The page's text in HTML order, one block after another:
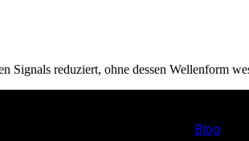
Signals reduziert, ohne dessen Wellenform
Blog